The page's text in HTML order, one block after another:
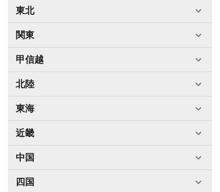
東北
関東
甲信越
北陸
東海
近畿
中国
四国